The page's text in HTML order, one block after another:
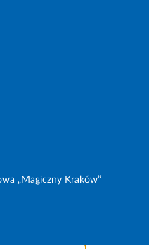
„Magiczny Kraków”